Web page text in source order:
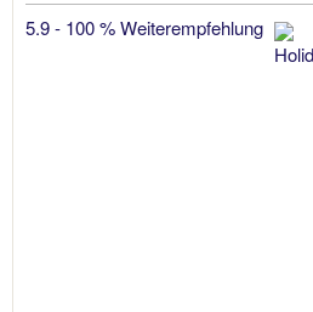
5.9 - 100 % Weiterempfehlung